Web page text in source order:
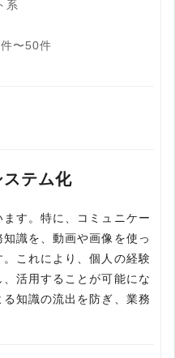
系
〜50件
テム化
す。特に、コミュニケー
識を、動画や画像を使っ
これにより、個人の経験
活用することが可能にな
知識の流出を防ぎ、業務